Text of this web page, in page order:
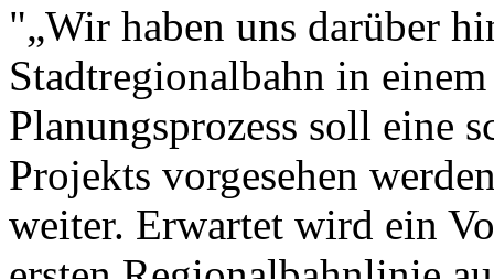
"„Wir haben uns darüber
Stadtregionalbahn in
Planungsprozess soll eine
Projekts vorgesehen
weiter. Erwartet wird ein